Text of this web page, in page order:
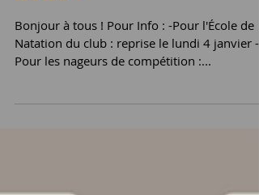
2020 :
Bonjour à tous ! Pour Info : -Pour l'École de
Pour les nageurs de compétition :...